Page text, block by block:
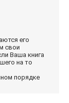
его
свои
Ваша книга
на то
порядке